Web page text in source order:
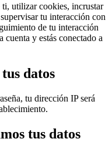
ti, utilizar cookies, incrustar
tu interacción con
de tu interacción
y estás conectado a
datos
tu dirección IP será
tus datos